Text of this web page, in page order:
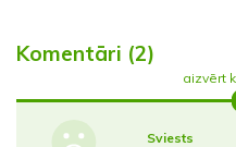
Komentāri (2)
aizvērt
Sviests